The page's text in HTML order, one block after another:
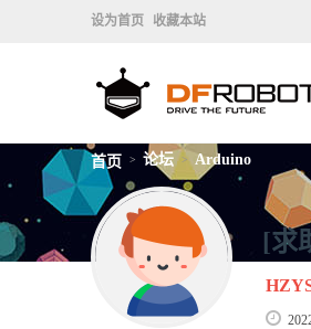
设为首页 收藏本站
首页 > 论坛 > Arduino
[求